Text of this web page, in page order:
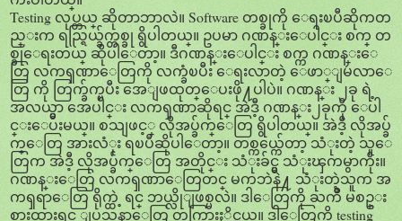
Testing လုပ္တယ္ ဆိုတာဘာလဲ။ Software တစ္ခုကို ေရးၿပီဆိုကတ
ည္းက ရည္ရြယ္ခ်က္တစ္ခု ရွိပါတယ္။ ဥပမာ ဂဏန္းေပါင္း စက္ တ
စ္ခုေရးတယ္ ဆိုပါေတာ့။ ဒီဂဏန္းေပါင္း စက္က ဂဏန္းေ
တြ လကၡဏာေတြကို လက္ခံၿပီး ေရးလာတဲ့ ေဖာ္ျမဴလာေ
တြ ကို တြက္ခ်က္ၿပီး အေျဖထုတ္ေပးဖို႔ပါပဲ။ ဂဏန္း ၂ခု ရဲ့
အလယ္မွာ အေပါင္း လကၡဏာဆိုရင္ အဲဒီ့ ဂဏန္း၂ခုကို ေပါ
င္းေပးမယ္။ စသျဖင့္ လိုအပ္ခ်က္ေတြ ရွိပါတယ္။ အဲဒီ့ လိုအပ္ခ်
က္ေတြ အားလံုး ရၿပီဆိုပါေတာ့။ တစ္ကယ္က်ေတာ့ သံုးတဲ့ သူေ
တြက အဲဒီ့ လိုအပ္ခ်က္ေတြ အတိုင္း သံုးခ်င္မွ သံုးၾကမွာကိုး။
ဂဏန္းေတြ လကၡဏာေတြတင္ မကဘဲနဲ႔ သံုးတဲ့သူက အ
ကၡရာေတြ ရိုက္ထဲ့ ရင္ ဘယ္လိုျဖစ္မလဲ။ ဒါေတြကို ႀကိဳ မစဥ္း
စားထားရင္ ျပသနာေတြ တက္သြားႏိုင္တယ္။ ဒါေတြကို testing